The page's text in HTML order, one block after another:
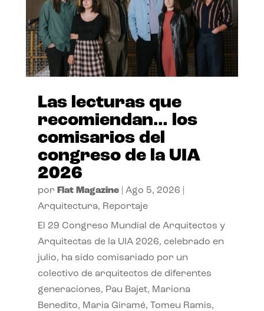
Las lecturas que
recomiendan… los
comisarios del
congreso de la UIA
2026
por Flat Magazine| Ago 5, 2026
Arquitectura, Reportaje
El 29 Congreso Mundial de Arquitectos y
Arquitectas de la UIA 2026, celebrado en
julio, ha sido comisariado por un
colectivo de arquitectos de diferentes
generaciones, Pau Bajet, Mariona
Benedito, Maria Giramé, Tomeu Ramis,